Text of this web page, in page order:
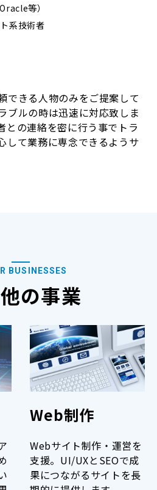
等）
系技術者
できる人物のみをご提案して
ブルの時は迅速に対応致しま
との連絡を密に行う事でトラ
して業務に専念できるようサ
BUSINESSES
の事業
Web制作
Webサイト制作・運営を
支援。UI/UXとSEOで成
果につながるサイトを長